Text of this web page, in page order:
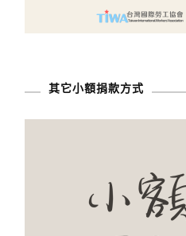
其它小額捐款方式